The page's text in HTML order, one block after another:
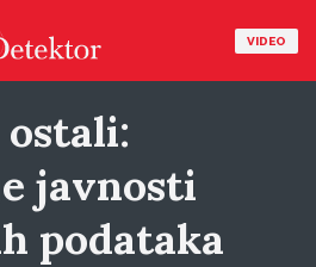
VIDEO
ostali:
javnosti
podataka